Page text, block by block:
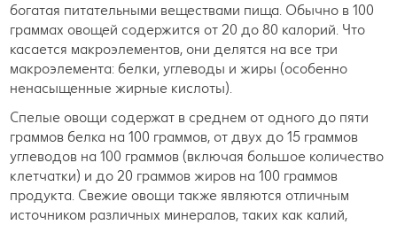
богатая питательными веществами пища. Обычно в 100
граммах овощей содержится от 20 до 80 калорий. Что
касается макроэлементов, они делятся на все три
макроэлемента: белки, углеводы и жиры (особенно
ненасыщенные жирные кислоты).
Спелые овощи содержат в среднем от одного до пяти
граммов белка на 100 граммов, от двух до 15 граммов
углеводов на 100 граммов (включая большое количество
клетчатки) и до 20 граммов жиров на 100 граммов
продукта. Свежие овощи также являются отличным
источником различных минералов, таких как калий,